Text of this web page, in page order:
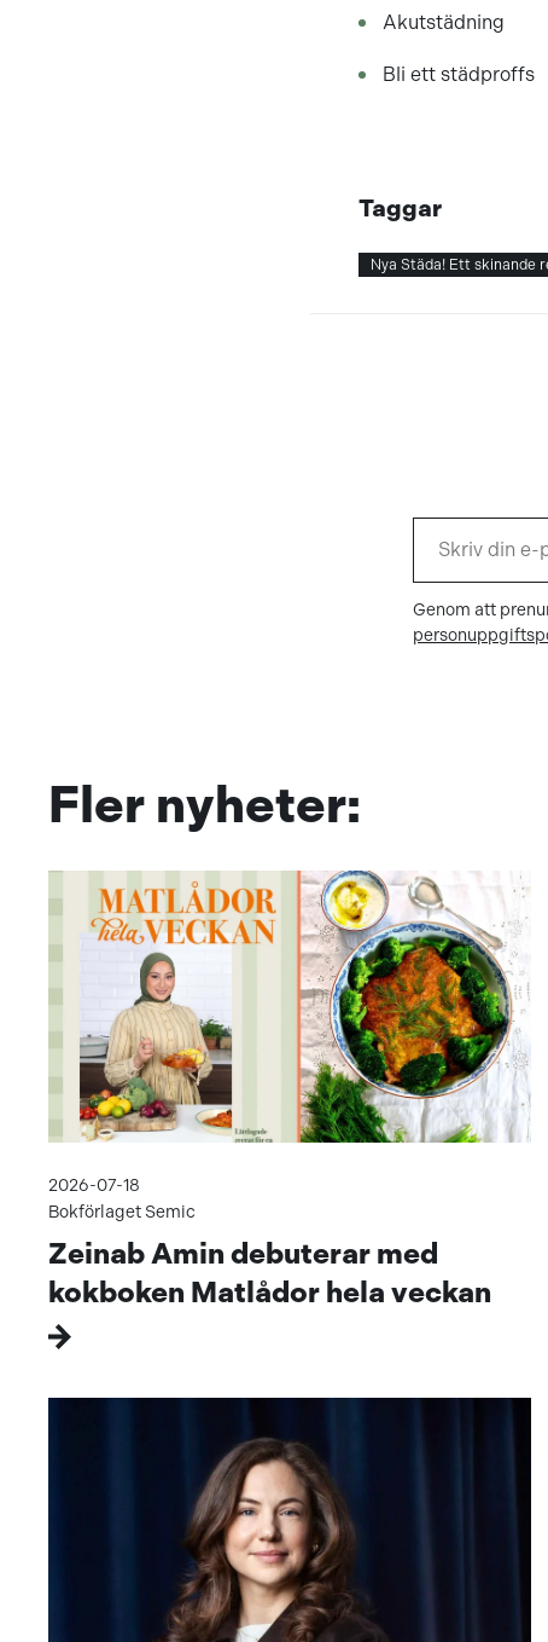
Akutstädning
Bli ett städproffs
Taggar
Nya Städa! Ett skinande
Genom att
Fler nyheter:
2026-07-18
Bokförlaget Semic
Zeinab Amin debuterar med
kokboken Matlådor hela veckan